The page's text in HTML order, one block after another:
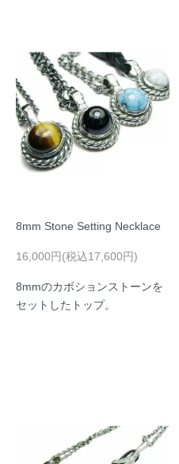
8mm Stone Setting Necklace
16,000円(税込17,600円)
8mmのカボションストーンを
セットしたトップ。